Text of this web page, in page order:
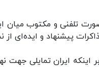
تلفنی و مکتوب میان
پیشنهاد و ایده‌ای از
اینکه ایران تمایلی